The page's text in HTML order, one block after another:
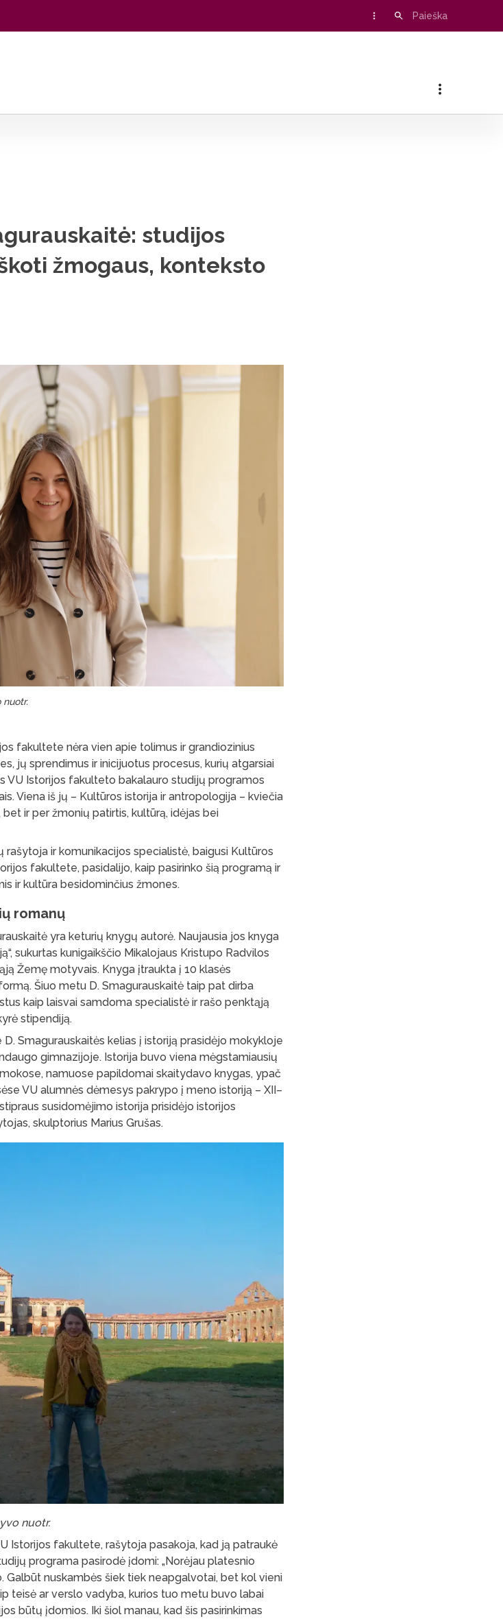
studijos
žmogaus, konteksto
nuotr.
fakultete nėra vien apie tolimus ir grandiozinius
jų sprendimus ir inicijuotus procesus, kurių atgarsiai
VU Istorijos fakulteto bakalauro studijų programos
Viena iš jų – Kultūros istorija ir antropologija – kviečia
ir per žmonių patirtis, kultūrą, idėjas bei
rašytoja ir komunikacijos specialistė, baigusi Kultūros
fakultete, pasidalijo, kaip pasirinko šią programą ir
ir kultūra besidominčius žmones.
romanų
yra keturių knygų autorė. Naujausia jos knyga
sukurtas kunigaikščio Mikalojaus Kristupo Radvilos
Žemę motyvais. Knyga įtraukta į 10 klasės
Šiuo metu D. Smagurauskaitė taip pat dirba
kaip laisvai samdoma specialistė ir rašo penktąją
stipendiją.
Smagurauskaitės kelias į istoriją prasidėjo mokykloje
gimnazijoje. Istorija buvo viena mėgstamiausių
namuose papildomai skaitydavo knygas, ypač
VU alumnės dėmesys pakrypo į meno istoriją – XII–
susidomėjimo istorija prisidėjo istorijos
skulptorius Marius Grušas.
nuotr.
Istorijos fakultete, rašytoja pasakoja, kad ją patraukė
programa pasirodė įdomi: „Norėjau platesnio
Galbūt nuskambės šiek tiek neapgalvotai, bet kol vieni
teisė ar verslo vadyba, kurios tuo metu buvo labai
būtų įdomios. Iki šiol manau, kad šis pasirinkimas